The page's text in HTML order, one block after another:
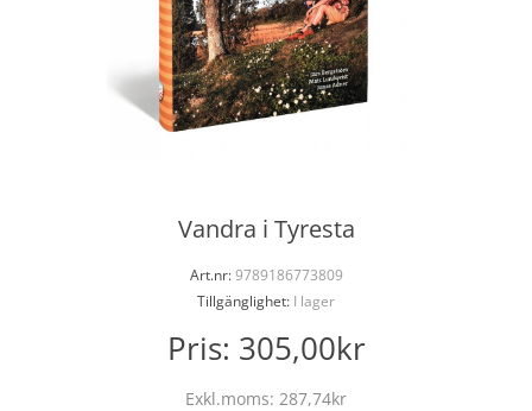
Vandra i Tyresta
Art.nr:9789186773809
Tillgänglighet: I lager
Pris: 305,00kr
Exkl.moms: 287,74kr